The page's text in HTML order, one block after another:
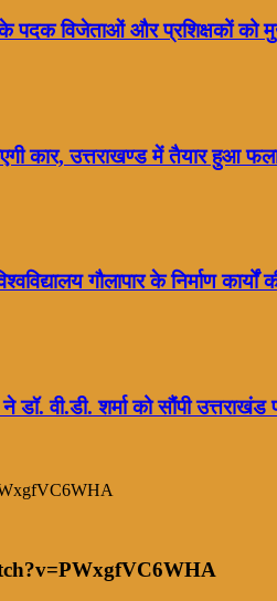
विजेताओं और प्रशिक्षकों को
कार, उत्तराखण्ड में तैयार हुआ
गौलापार के निर्माण कार्यों
डॉ. वी.डी. शर्मा को सौंपी